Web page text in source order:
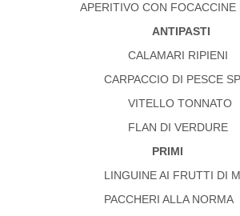
APERITIVO CON
ANTIPASTI
CALAMARI RIPIENI
CARPACCIO DI PESCE
VITELLO TONNATO
FLAN DI VERDURE
PRIMI
LINGUINE AI FRUTTI DI
PACCHERI ALLA NORMA